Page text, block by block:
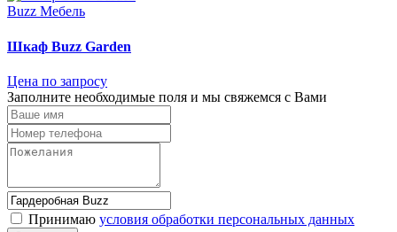
Buzz Мебель
Шкаф Buzz Garden
Цена по запросу
Заполните необходимые поля и мы свяжемся с Вами
Принимаю условия обработки персональных данных